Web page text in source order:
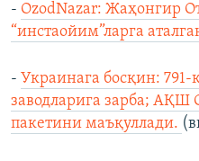
- OzodNazar: Жаҳонгир
“инстаойим”ларга
- Украинага босқин: 791-
заводларига зарба; АҚШ
пакетини маъқуллади.